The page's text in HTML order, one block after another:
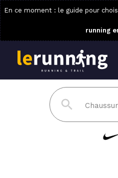
En ce moment : le guide pour
running